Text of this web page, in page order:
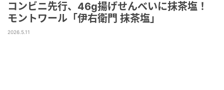
コンビニ先行、46g揚げせんべいに抹茶塩！
モントワール「伊右衛門 抹茶塩」
2026.5.11